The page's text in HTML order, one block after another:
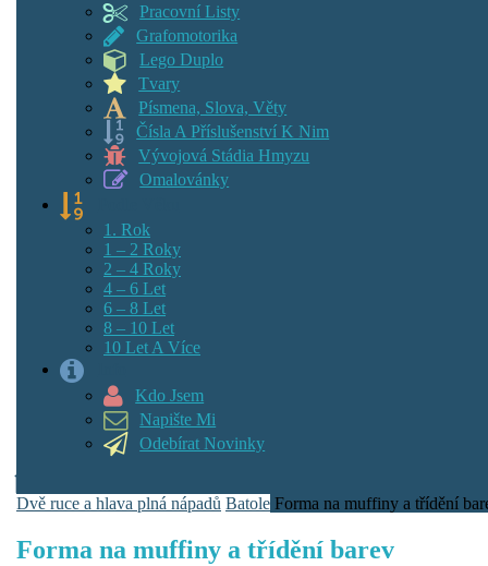
Pracovní Listy
Grafomotorika
Lego Duplo
Tvary
Písmena, Slova, Věty
Čísla A Příslušenství K Nim
Vývojová Stádia Hmyzu
Omalovánky
1. Rok
1 – 2 Roky
2 – 4 Roky
4 – 6 Let
6 – 8 Let
8 – 10 Let
10 Let A Více
Kdo Jsem
Napište Mi
Odebírat Novinky
Dvě ruce a hlava plná nápadů Batole Forma na muffiny a třídění
Forma na muffiny a třídění barev